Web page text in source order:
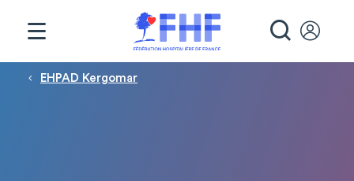
Fil d'Ariane
EHPAD Kergomar
Panneau de gestion des cookies